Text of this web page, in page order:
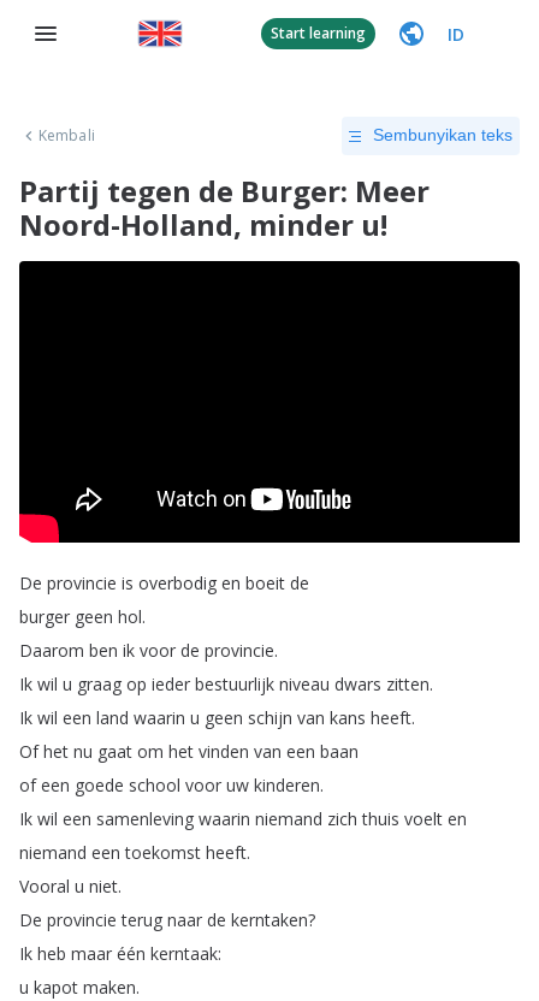
Start learning ID
Kembali Sembunyikan teks
Partij tegen de Burger: Meer
Noord-Holland, minder u!
De provincie is overbodig en boeit de
burger geen hol.
Daarom ben ik voor de provincie.
Ik wil u graag op ieder bestuurlijk niveau dwars zitten.
Ik wil een land waarin u geen schijn van kans heeft.
Of het nu gaat om het vinden van een baan
of een goede school voor uw kinderen.
Ik wil een samenleving waarin niemand zich thuis voelt en
niemand een toekomst heeft.
Vooral u niet.
De provincie terug naar de kerntaken?
Ik heb maar één kerntaak:
u kapot maken.